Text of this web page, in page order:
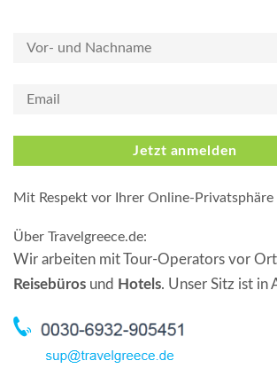
Jetzt anmelden
Mit Respekt vor Ihrer Online-Privatsphäre
Über Travelgreece.de:
Wir arbeiten mit Tour-Operators vor Ort
Reisebüros und Hotels. Unser Sitz ist in